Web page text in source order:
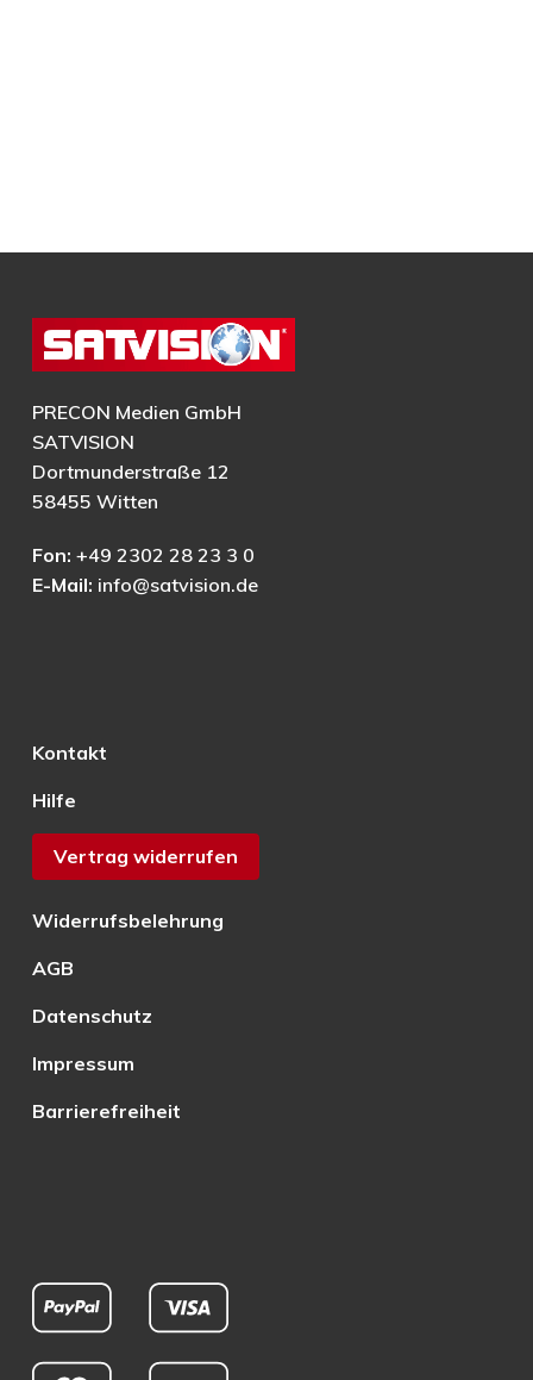
PRECON Medien GmbH
SATVISION
Dortmunderstraße 12
58455 Witten
Fon: +49 2302 28 23 3 0
E-Mail: info@satvision.de
Kontakt
Hilfe
Vertrag widerrufen
Widerrufsbelehrung
AGB
Datenschutz
Impressum
Barrierefreiheit